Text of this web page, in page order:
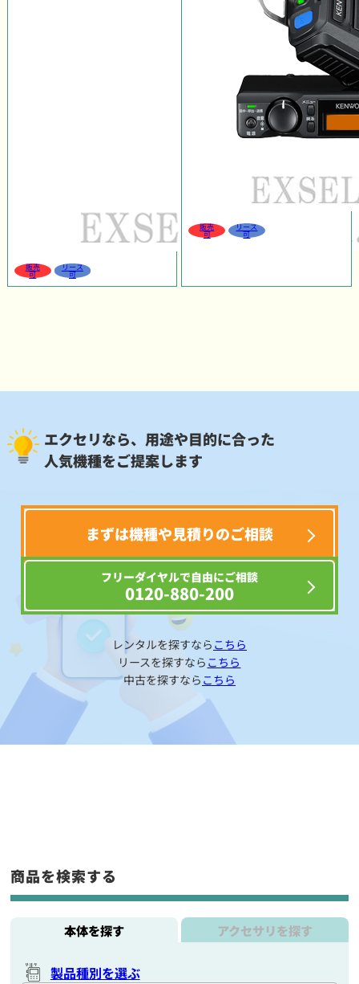
販売
可
リース
可
販売
可
リース
可
エクセリなら、用途や目的に合った
人気機種をご提案します
まずは機種や見積りのご相談
フリーダイヤルで自由にご相談
0120-880-200
レンタルを探すなら こちら
リースを探すなら こちら
中古を探すなら こちら
商品を検索する
本体を探す アクセサリを探す
製品種別を選ぶ